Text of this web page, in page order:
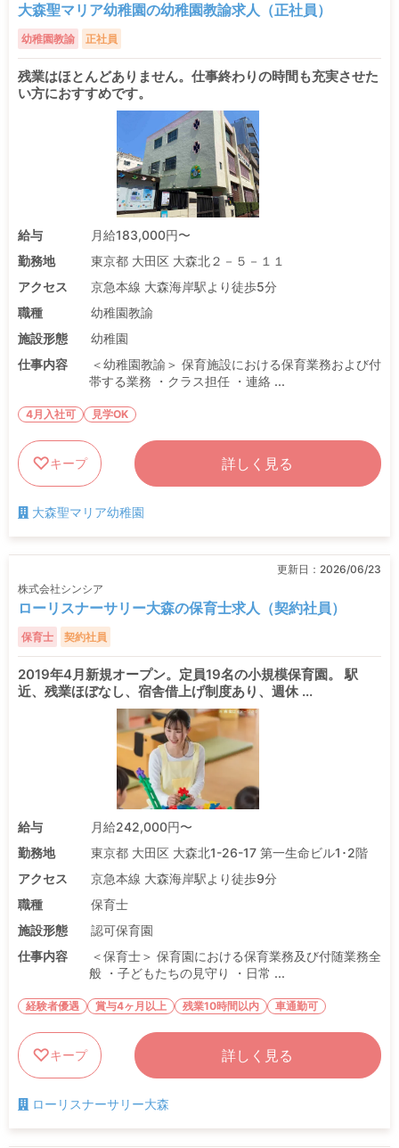
大森聖マリア幼稚園の幼稚園教諭求人（正社員）
幼稚園教諭 正社員
残業はほとんどありません。仕事終わりの時間も充実させた
い方におすすめです。
給与
月給183,000円〜
勤務地
東京都 大田区 大森北２－５－１１
アクセス
京急本線 大森海岸駅より徒歩5分
職種
幼稚園教諭
施設形態
幼稚園
仕事内容
＜幼稚園教諭＞ 保育施設における保育業務および付
帯する業務 ・クラス担任 ・連絡 ...
4月入社可 見学OK
キープ 詳しく見る
大森聖マリア幼稚園
更新日： 2026/06/23
株式会社シンシア
ローリスナーサリー大森の保育士求人（契約社員）
保育士 契約社員
2019年4月新規オープン。定員19名の小規模保育園。 駅
近、残業ほぼなし、宿舎借上げ制度あり、週休 ...
給与
月給242,000円〜
勤務地
東京都 大田区 大森北1-26-17 第一生命ビル1･2階
アクセス
京急本線 大森海岸駅より徒歩9分
職種
保育士
施設形態
認可保育園
仕事内容
＜保育士＞ 保育園における保育業務及び付随業務全
般 ・子どもたちの見守り ・日常 ...
経験者優遇 賞与4ヶ月以上 残業10時間以内 車通勤可
キープ 詳しく見る
ローリスナーサリー大森